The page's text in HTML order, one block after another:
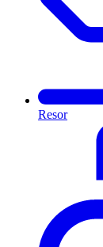
Resor